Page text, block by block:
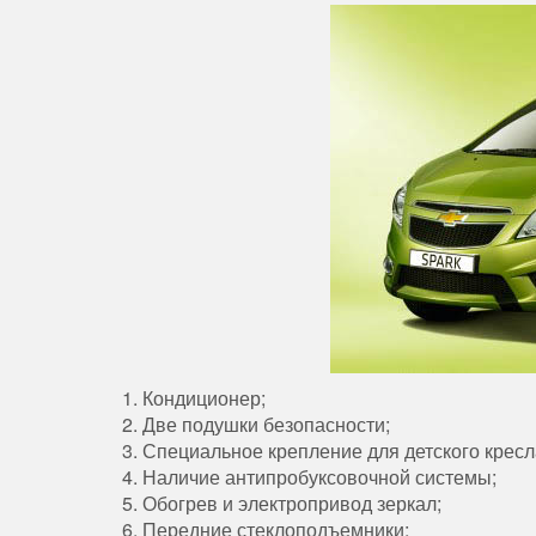
1. Кондиционер;
2. Две подушки безопасности;
3. Специальное крепление для детского
4. Наличие антипробуксовочной системы;
5. Обогрев и электропривод зеркал;
6. Передние стеклоподъемники;